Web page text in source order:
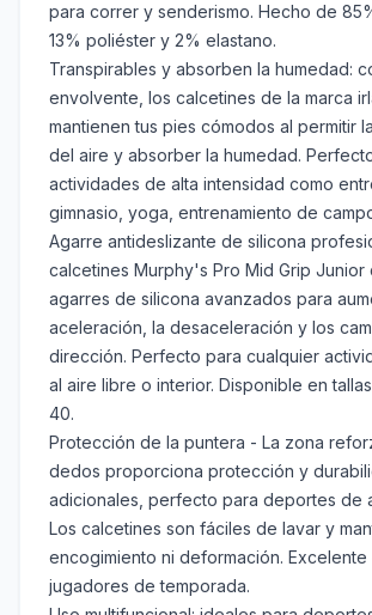
para correr y senderismo. Hecho de
13% poliéster y 2% elastano.
Transpirables y absorben la humedad:
envolvente, los calcetines de la marca
mantienen tus pies cómodos al permitir
del aire y absorber la humedad.
actividades de alta intensidad como
gimnasio, yoga, entrenamiento de
Agarre antideslizante de silicona
calcetines Murphy's Pro Mid Grip Junior
agarres de silicona avanzados para
aceleración, la desaceleración y los
dirección. Perfecto para cualquier
al aire libre o interior. Disponible en
40.
Protección de la puntera - La zona
dedos proporciona protección y
adicionales, perfecto para deportes de
Los calcetines son fáciles de lavar y
encogimiento ni deformación.
jugadores de temporada.